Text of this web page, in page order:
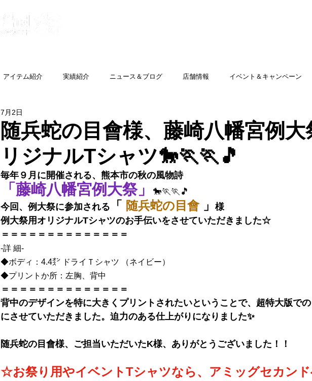
アイテム紹介 実績紹介 ニュース＆ブログ 店舗情報 イベント＆キャンペーン
随兵蛇の目會様、藤崎八幡宮例大
リジナルTシャツ🐎🏃🏃🎵
7月2日
毎年９月に開催される、熊本市の秋の風物詩
「藤崎八幡宮例大祭」
🐎🏃🏃🎵
今回、例大祭に参加される
「 随兵蛇の目會 」
様
例大祭用 オリジナルTシャツのお手伝いをさせていただきました☆
＝＝＝＝＝＝＝＝＝＝＝＝＝＝
-詳 細-
◆ボディ：4.4㌉ ドライＴシャツ （ネイビー）
◆プリントか所：左胸、背中
＝＝＝＝＝＝＝＝＝＝＝＝＝＝
背中のデザインを特に大きくプリントされたいということで、超特大版で
にさせていただきました。迫力のある仕上がりになりました✨
随兵蛇の目會様、ご担当いただいたK様、ありがとうございました！！
☆お祭り用やイベントTシャツなら、アミッグセカン